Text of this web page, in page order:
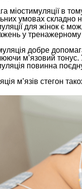
міостимуляції в
умовах складно
для жінок є
у тренажерному
добре
м’язовий тонус.
повинна
м’язів стегон